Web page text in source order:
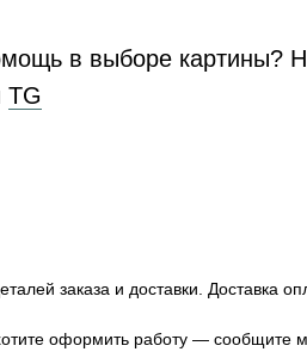
в выборе картины?
ТG
заказа и доставки. Доставка
оформить работу — сообщите